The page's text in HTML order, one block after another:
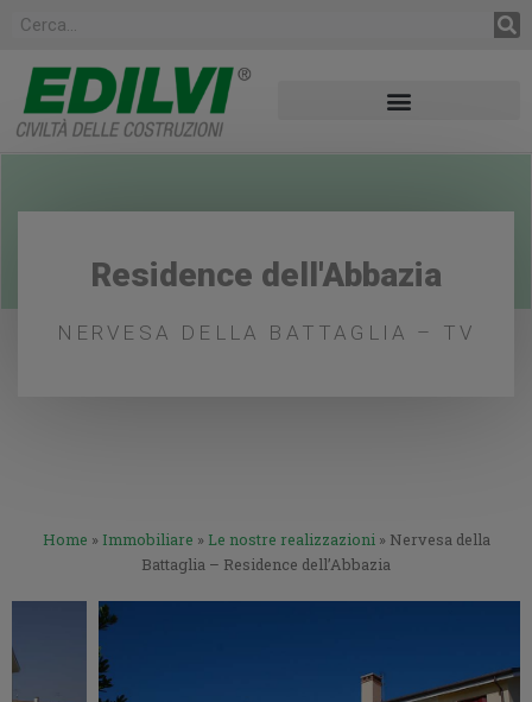
Residence dell'Abbazia
NERVESA DELLA BATTAGLIA – TV
Home » Immobiliare » Le nostre realizzazioni» Nervesa della
Battaglia – Residence dell’Abbazia